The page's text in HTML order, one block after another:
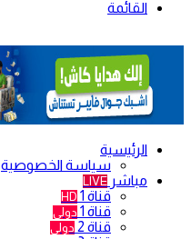
القائمة
الرئيسية
سياسة الخصوصية
مباشر LIVE
قناة 1 HD
قناة 1 دولي
قناة 2 دولي